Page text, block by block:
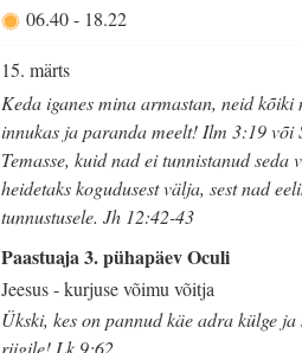
06.40- 18.22
15. märts
Keda iganes mina armastan, neid
innukas ja paranda meelt! Ilm 3:19 või
Temasse, kuid nad ei tunnistanud seda
heidetaks kogudusest välja, sest nad
tunnustusele. Jh 12:42-43
Paastuaja 3. pühapäev Oculi
Jeesus - kurjuse võimu võitja
Ükski, kes on pannud käe adra külge
riigile! Lk 9:62